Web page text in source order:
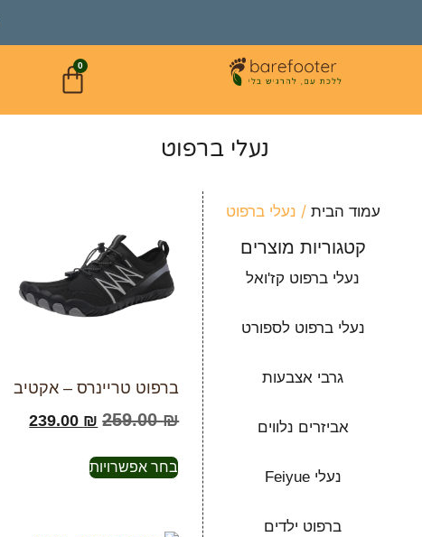
0
נעלי ברפוט
עמוד הבית / נעלי ברפוט
קטגוריות מוצרים
נעלי ברפוט קז'ואל
נעלי ברפוט לספורט
גרבי אצבעות
אביזרים נלווים
נעלי Feiyue
ברפוט ילדים
ברפוט טריינרס – אקטיב
259.00₪
239.00 ₪
בחר אפשרויות